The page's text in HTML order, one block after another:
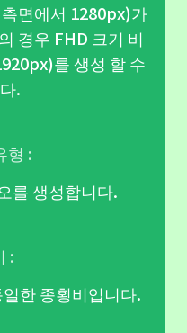
면에서 1280px)가
경우 FHD 크기 비
를 생성 할 수
.
형 :
를 생성합니다.
:
한 종횡비입니다.